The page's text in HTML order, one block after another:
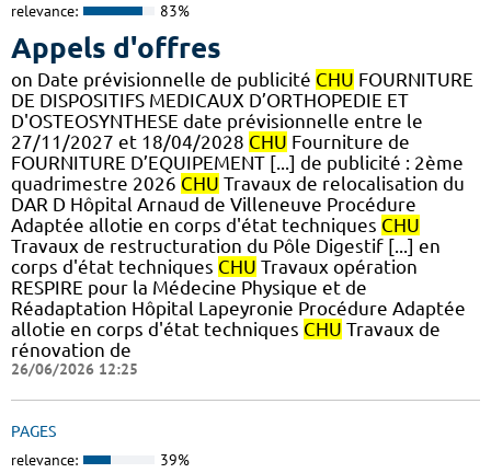
relevance: 83%
Appels d'offres
on Date prévisionnelle de publicité CHU FOURNITURE
DE DISPOSITIFS MEDICAUX D’ORTHOPEDIE ET
D'OSTEOSYNTHESE date prévisionnelle entre le
27/11/2027 et 18/04/2028 CHU Fourniture de
FOURNITURE D’EQUIPEMENT [...] de publicité : 2ème
quadrimestre 2026 CHU Travaux de relocalisation du
DAR D Hôpital Arnaud de Villeneuve Procédure
Adaptée allotie en corps d'état techniques CHU
Travaux de restructuration du Pôle Digestif [...] en
corps d'état techniques CHU Travaux opération
RESPIRE pour la Médecine Physique et de
Réadaptation Hôpital Lapeyronie Procédure Adaptée
allotie en corps d'état techniques CHU Travaux de
rénovation de
26/06/2026 12:25
PAGES
relevance: 39%